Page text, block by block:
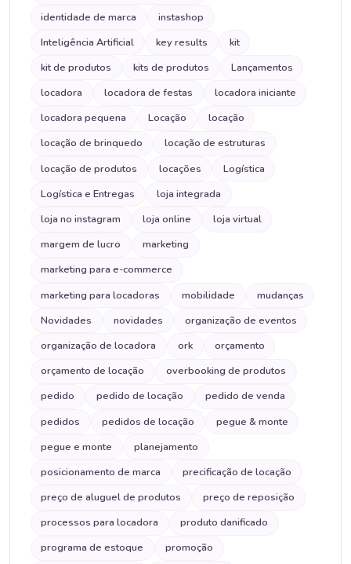
identidade de marca
instashop
Inteligência Artificial
key results
kit
kit de produtos
kits de produtos
Lançamentos
locadora
locadora de festas
locadora iniciante
locadora pequena
Locação
locação
locação de brinquedo
locação de estruturas
locação de produtos
locações
Logística
Logística e Entregas
loja integrada
loja no instagram
loja online
loja virtual
margem de lucro
marketing
marketing para e-commerce
marketing para locadoras
mobilidade
mudanças
Novidades
novidades
organização de eventos
organização de locadora
ork
orçamento
orçamento de locação
overbooking de produtos
pedido
pedido de locação
pedido de venda
pedidos
pedidos de locação
pegue & monte
pegue e monte
planejamento
posicionamento de marca
precificação de locação
preço de aluguel de produtos
preço de reposição
processos para locadora
produto danificado
programa de estoque
promoção